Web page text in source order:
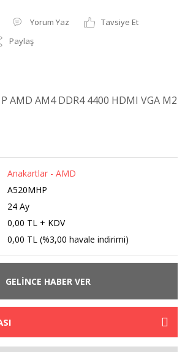
Yorum Yaz
Tavsiye Et
Paylaş
AMD AM4 DDR4 4400 HDMI VGA M2
Anakartlar - AMD
A520MHP
24 Ay
0,00 TL + KDV
0,00 TL (%3,00 havale indirimi)
GELİNCE HABER VER